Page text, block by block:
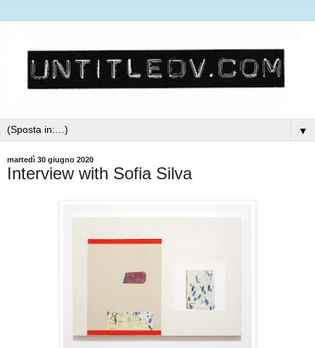
▼
martedì 30 giugno 2020
Interview with Sofia Silva